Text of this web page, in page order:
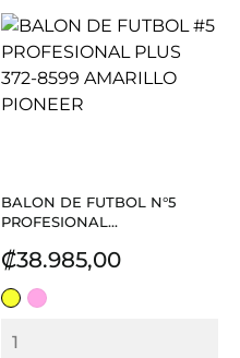
BALON DE FUTBOL N°5
PROFESIONAL...
Precio
₡38.985,00
AMARILLO
ROSADO